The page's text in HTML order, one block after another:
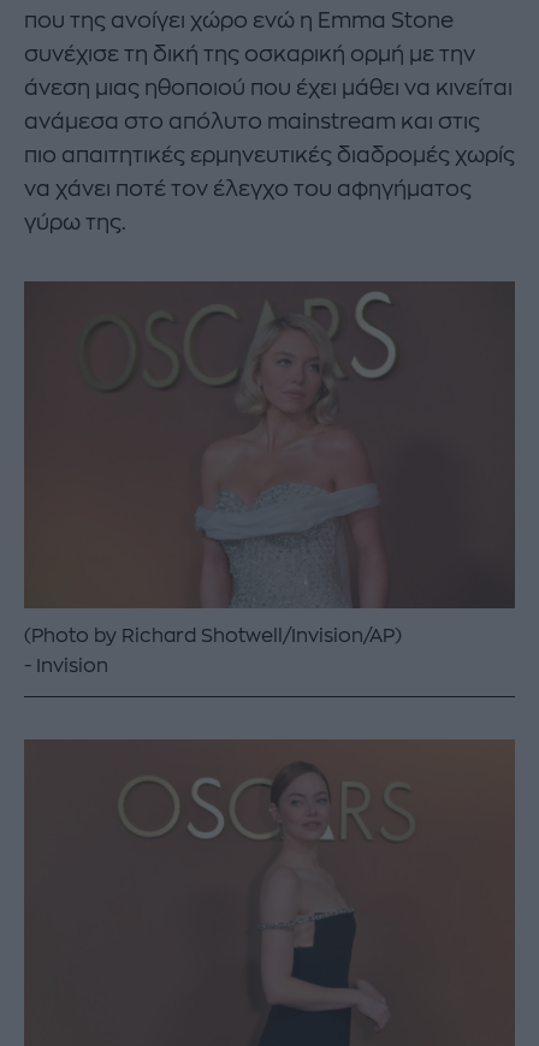
που της ανοίγει χώρο ενώ η Emma Stone
συνέχισε τη δική της οσκαρική ορμή με την
άνεση μιας ηθοποιού που έχει μάθει να κινείται
ανάμεσα στο απόλυτο mainstream και στις
πιο απαιτητικές ερμηνευτικές διαδρομές χωρίς
να χάνει ποτέ τον έλεγχο του αφηγήματος
γύρω της.
(Photo by Richard Shotwell/Invision/AP)
Invision